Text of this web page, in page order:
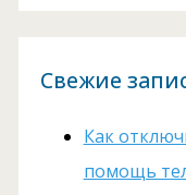
Свежие
Как
помощь